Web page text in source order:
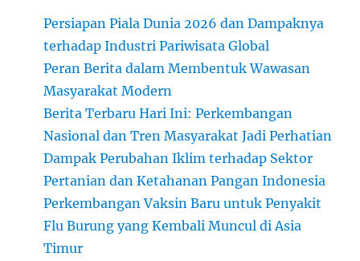
Persiapan Piala Dunia 2026 dan Dampaknya
terhadap Industri Pariwisata Global
Peran Berita dalam Membentuk Wawasan
Masyarakat Modern
Berita Terbaru Hari Ini: Perkembangan
Nasional dan Tren Masyarakat Jadi Perhatian
Dampak Perubahan Iklim terhadap Sektor
Pertanian dan Ketahanan Pangan Indonesia
Perkembangan Vaksin Baru untuk Penyakit
Flu Burung yang Kembali Muncul di Asia
Timur